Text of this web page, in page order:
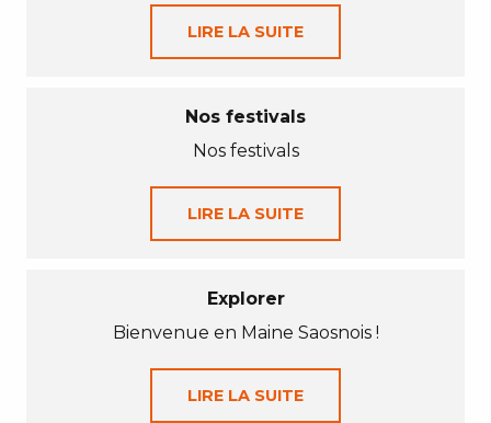
LIRE LA SUITE
Nos festivals
Nos festivals
LIRE LA SUITE
Explorer
Bienvenue en Maine Saosnois !
LIRE LA SUITE